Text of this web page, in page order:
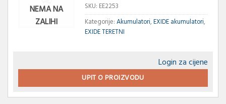
NEMA NA
ZALIHI
SKU: EE2253
Kategorije:Akumulatori,EXIDE akumulatori,
EXIDE TERETNI
Login za cijene
UPIT O PROIZVODU